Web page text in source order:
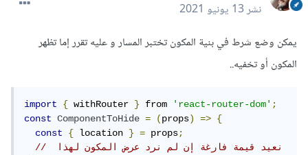
نشر13 يونيو 2021
يمكن وضع شرط في بنية المكون تختبر المسار و عليه تقرر إما تظهر
المكون أو تخفيه..
import { withRouter } from 'react-router-dom';
const
ComponentToHide = (props) =>
{
const
{ location } = props;
// نعيد قيمة فارغة إن لم نرد عرض المكون لهذا